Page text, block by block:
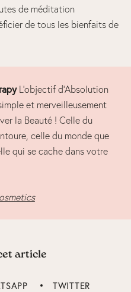
de méditation
de tous les bienfaits de
L’objectif d’Absolution
et merveilleusement
la Beauté ! Celle du
celle du monde que
qui se cache dans votre
article
TWITTER